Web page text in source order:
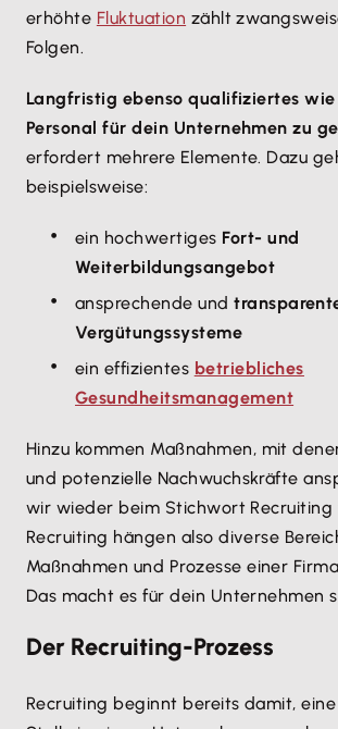
erhöhte Fluktuation zählt
Folgen.
Langfristig ebenso qualifiziertes
Personal für dein Unternehmen zu
erfordert mehrere Elemente. Dazu
beispielsweise:
ein hochwertiges Fort- und
Weiterbildungsangebot
ansprechende und
Vergütungssysteme
ein effizientes betriebliches
Gesundheitsmanagement
Hinzu kommen Maßnahmen, mit
und potenzielle Nachwuchskräfte
wir wieder beim Stichwort Recruiting
Recruiting hängen also diverse
Maßnahmen und Prozesse einer
Das macht es für dein Unternehmen
Der Recruiting-Prozess
Recruiting beginnt bereits damit,